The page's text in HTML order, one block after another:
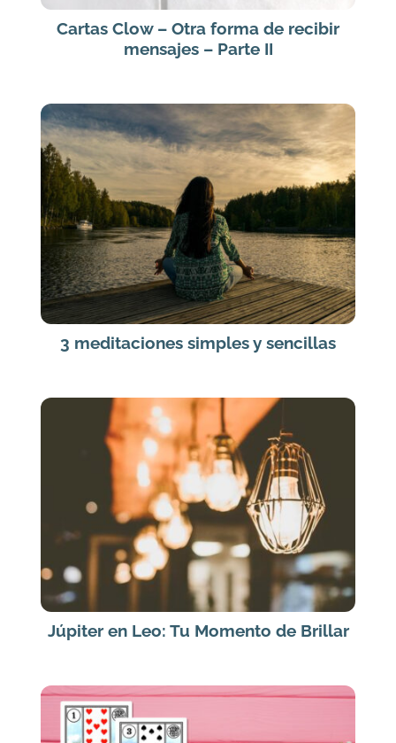
Cartas Clow – Otra forma de recibir
mensajes – Parte II
3 meditaciones simples y sencillas
Júpiter en Leo: Tu Momento de Brillar